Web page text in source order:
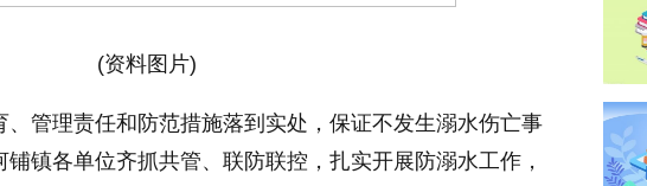
(资料图片)
、管理责任和防范措施落到实处，保证不发生溺水伤亡事
镇各单位齐抓共管、联防联控，扎实开展防溺水工作，